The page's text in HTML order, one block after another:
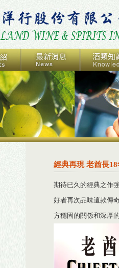
經典再現 老酋長
期待已久的經典之作
好者再次品味這款傳
方穩固的關係和深厚